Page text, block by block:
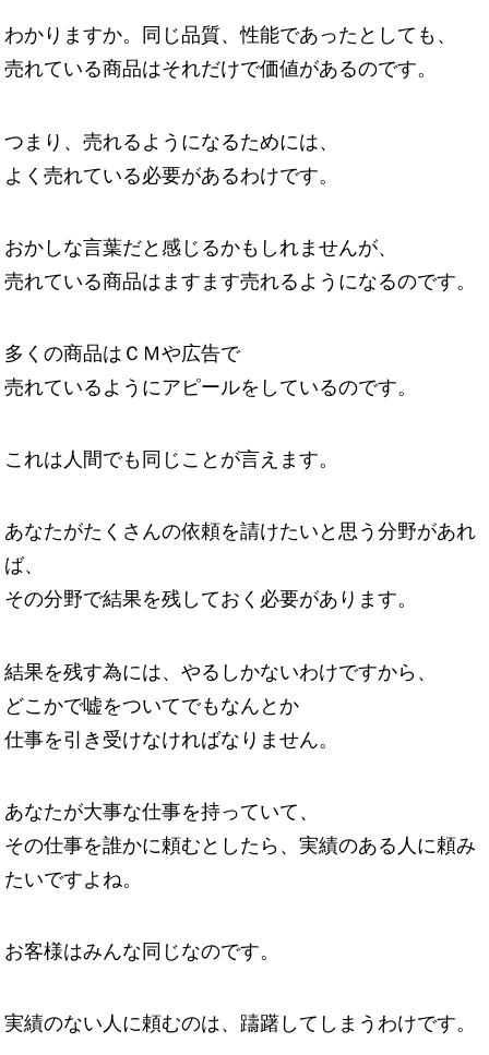
わかりますか。同じ品質、性能であったとしても、
売れている商品はそれだけで価値があるのです。
つまり、売れるようになるためには、
よく売れている必要があるわけです。
おかしな言葉だと感じるかもしれませんが、
売れている商品はますます売れるようになるのです。
多くの商品はＣＭや広告で
売れているようにアピールをしているのです。
これは人間でも同じことが言えます。
あなたがたくさんの依頼を請けたいと思う分野があれ
ば、
その分野で結果を残しておく必要があります。
結果を残す為には、やるしかないわけですから、
どこかで嘘をついてでもなんとか
仕事を引き受けなければなりません。
あなたが大事な仕事を持っていて、
その仕事を誰かに頼むとしたら、実績のある人に頼み
たいですよね。
お客様はみんな同じなのです。
実績のない人に頼むのは、躊躇してしまうわけです。